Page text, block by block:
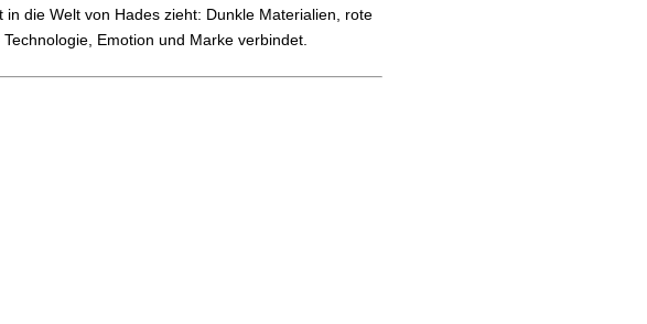
die Welt von Hades zieht: Dunkle Materialien, rote
Emotion und Marke verbindet.